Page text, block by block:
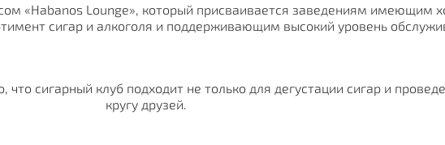
«Habanos Lounge», который присваивается заведениям имеющим
сигар и алкоголя и поддерживающим высокий уровень
что сигарный клуб подходит не только для дегустации сигар и
кругу друзей.